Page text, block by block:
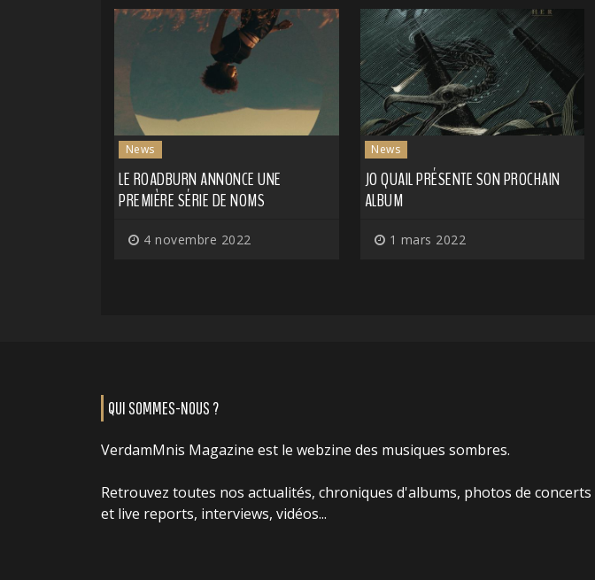
News
LE ROADBURN ANNONCE UNE
PREMIÈRE SÉRIE DE NOMS
4 novembre 2022
News
JO QUAIL PRÉSENTE SON PROCHAIN
ALBUM
1 mars 2022
QUI SOMMES-NOUS ?
VerdamMnis Magazine est le webzine des musiques sombres.
Retrouvez toutes nos actualités, chroniques d'albums, photos de concerts
et live reports, interviews, vidéos...